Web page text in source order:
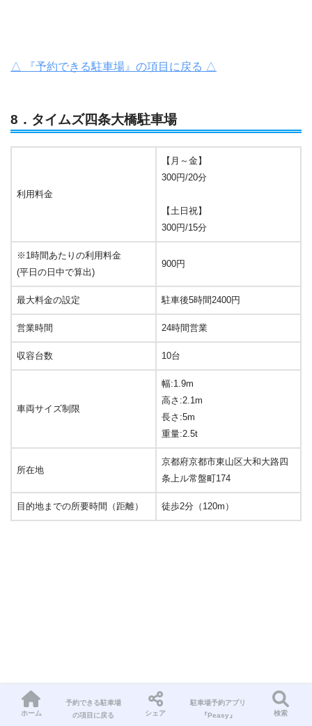
△ 『予約できる駐車場』の項目に戻る △
8．タイムズ四条大橋駐車場
利用料金
【月～金】
300円/20分
【土日祝】
300円/15分
※1時間あたりの利用料金
(平日の日中で算出)
900円
最大料金の設定 駐車後5時間2400円
営業時間 24時間営業
収容台数 10台
車両サイズ制限
幅:1.9m
高さ:2.1m
長さ:5m
重量:2.5t
所在地
京都府京都市東山区大和大路四
条上ル常盤町174
目的地までの所要時間（距離） 徒歩2分（120m）
ホーム
予約できる駐車場
の項目に戻る
シェア
駐車場予約アプリ
『Peasy』
検索